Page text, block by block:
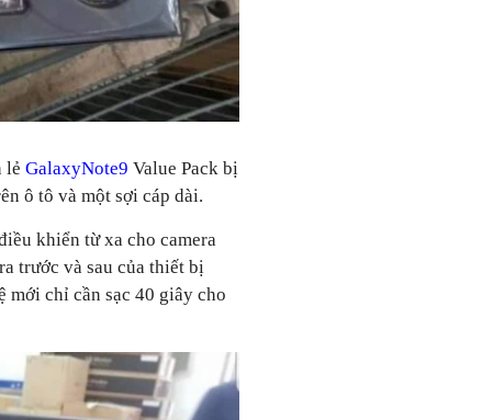
lẻ GalaxyNote9 Value Pack bị
ô tô và một sợi cáp dài.
khiển từ xa cho camera
trước và sau của thiết bị
mới chỉ cần sạc 40 giây cho